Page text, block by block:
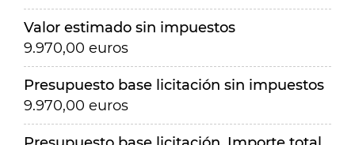
Valor estimado sin impuestos
9.970,00 euros
Presupuesto base licitación sin impuestos
9.970,00 euros